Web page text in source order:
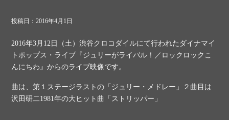
投稿日：2016年4月1日
2016年3月12日（土）渋谷クロコダイルにて行われたダイナマイ
トポップス・ライブ『ジュリーがライバル！／ロックロックこ
んにちわ』からのライブ映像です。
曲は、第１ステージラストの「ジュリー・メドレー」２曲目は
沢田研二1981年の大ヒット曲「ストリッパー」